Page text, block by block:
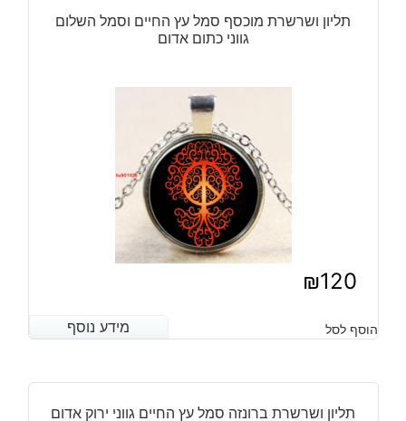
תליון ושרשרת מוכסף סמל עץ החיים וסמל השלום
גווני כתום אדום
₪120
מידע נוסף הוסף לסל מידע נוסף
תליון ושרשרת ברונזה סמל עץ החיים גווני ירוק אדום